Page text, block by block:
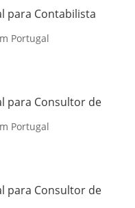
para Contabilista
Portugal
para Consultor de
Portugal
para Consultor de